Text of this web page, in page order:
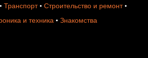
Транспорт• Строительство и ремонт•
и техника • Знакомства